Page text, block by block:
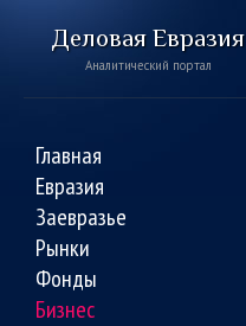
Деловая Евразия
Аналитический портал
Главная
Евразия
Заевразье
Рынки
Фонды
Бизнес